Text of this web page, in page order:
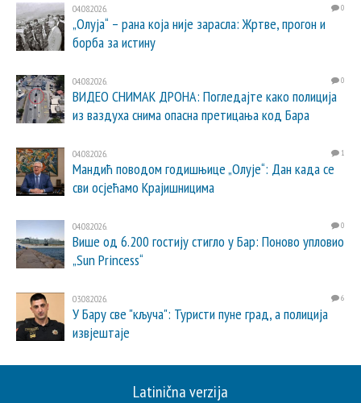
04.08.2026. 0
„Олуја“ – рана која није зарасла: Жртве, прогон и
борба за истину
04.08.2026. 0
ВИДЕО СНИМАК ДРОНА: Погледајте како полиција
из ваздуха снима опасна претицања код Бара
04.08.2026. 1
Мандић поводом годишњице „Олује“: Дан када се
сви осјећамо Крајишницима
04.08.2026. 0
Више од 6.200 гостију стигло у Бар: Поново упловио
„Sun Princess“
03.08.2026. 6
У Бару све "кључа": Туристи пуне град, а полиција
извјештаје
Latinična verzija